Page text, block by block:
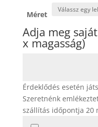
Méret
Adja meg
x magasság)
Érdeklődés esetén
Szeretnénk
szállítás időpontja 20